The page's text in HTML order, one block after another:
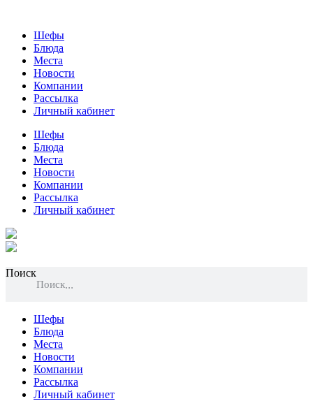
Шефы
Блюда
Места
Новости
Компании
Рассылка
Личный кабинет
Шефы
Блюда
Места
Новости
Компании
Рассылка
Личный кабинет
Поиск
Поиск
Шефы
Блюда
Места
Новости
Компании
Рассылка
Личный кабинет